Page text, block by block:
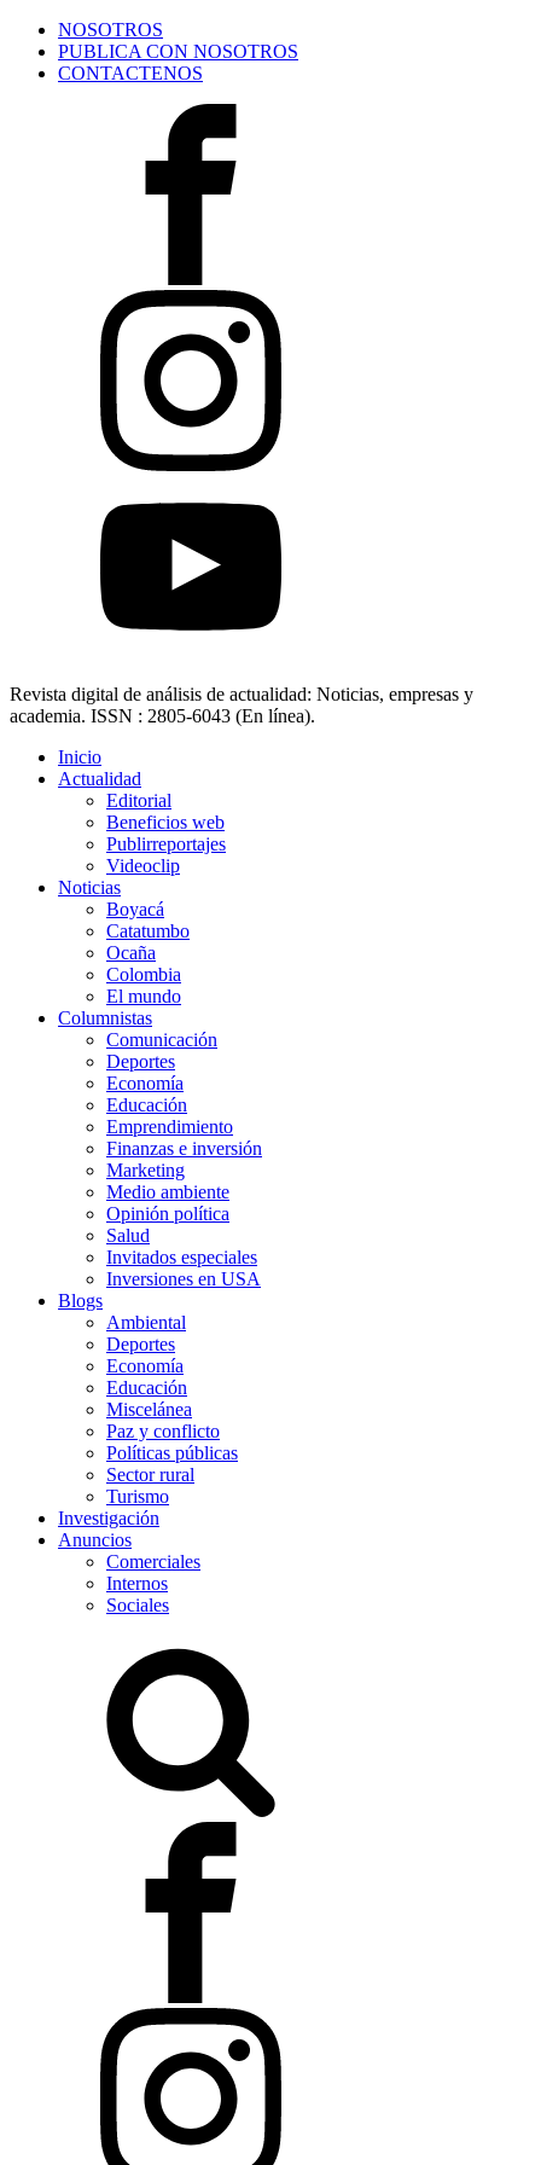
NOSOTROS
PUBLICA CON NOSOTROS
CONTACTENOS
Revista digital de análisis de actualidad: Noticias, empresas y
academia. ISSN : 2805-6043 (En línea).
Inicio
Actualidad
Editorial
Beneficios web
Publirreportajes
Videoclip
Noticias
Boyacá
Catatumbo
Ocaña
Colombia
El mundo
Columnistas
Comunicación
Deportes
Economía
Educación
Emprendimiento
Finanzas e inversión
Marketing
Medio ambiente
Opinión política
Salud
Invitados especiales
Inversiones en USA
Blogs
Ambiental
Deportes
Economía
Educación
Miscelánea
Paz y conflicto
Políticas públicas
Sector rural
Turismo
Investigación
Anuncios
Comerciales
Internos
Sociales